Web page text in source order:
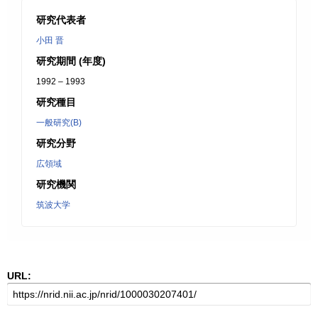
研究代表者
小田 晋
研究期間 (年度)
1992 – 1993
研究種目
一般研究(B)
研究分野
広領域
研究機関
筑波大学
URL: